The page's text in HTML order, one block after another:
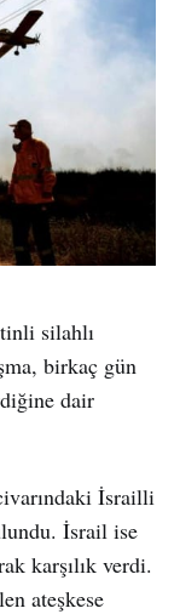
silahlı
birkaç gün
dair
İsrailli
İsrail ise
karşılık verdi.
ateşkese